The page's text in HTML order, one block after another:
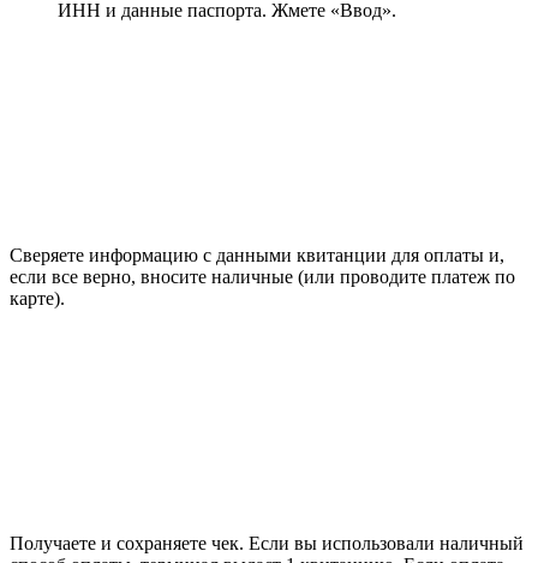
ИНН и данные паспорта. Жмете «Ввод».
Сверяете информацию с данными квитанции для оплаты и,
если все верно, вносите наличные (или проводите платеж по
карте).
Получаете и сохраняете чек. Если вы использовали наличный